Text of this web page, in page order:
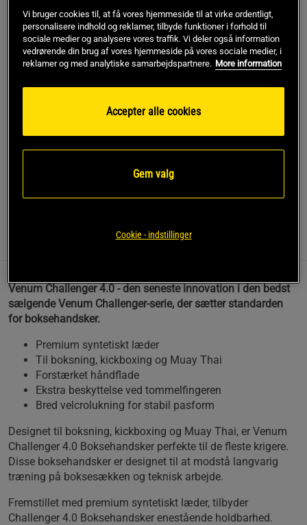
Føj til indkøbskurven
SKU #VENUM-05141-137R | EAN3611441786674
Venum Challenger 4.0 - den seneste innovation i den bedst
sælgende Venum Challenger-serie, der sætter standarden
Anmeldelser(1)
Venum Challenger 4.0 - den seneste innovation i den bedst
sælgende Venum Challenger-serie, der sætter standarden
for boksehandsker.
Premium syntetiskt læder
Til boksning, kickboxing og Muay Thai
Forstærket håndflade
Ekstra beskyttelse ved tommelfingeren
Bred velcrolukning for stabil pasform
Designet til boksning, kickboxing og Muay Thai, er Venum
Challenger 4.0 Boksehandsker perfekte til de fleste krigere.
Disse boksehandsker er designet til at modstå langvarig
træning på boksesækken og teknisk arbejde.
Fremstillet med premium syntetiskt læder, tilbyder
Challenger 4.0 Boksehandsker enestående holdbarhed.
Vi bruger cookies til, at få vores hjemmeside til at virke ordentligt,
personalisere indhold og reklamer, tilbyde funktioner i forhold til
sociale medier og analysere vores traffik. Vi deler også information
vedrørende din brug af vores hjemmeside på vores sociale medier, i
reklamer og med analytiske samarbejdspartnere. More information
Accepter alle cookies
Gem valg
Cookie - indstillinger